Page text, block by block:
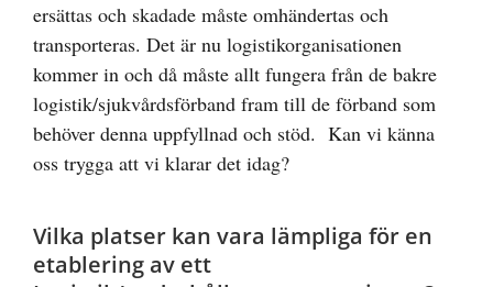
ersättas och skadade måste omhändertas och
transporteras. Det är nu logistikorganisationen
kommer in och då måste allt fungera från de bakre
logistik/sjukvårdsförband fram till de förband som
behöver denna uppfyllnad och stöd. Kan vi känna
oss trygga att vi klarar det idag?
Vilka platser kan vara lämpliga för en
etablering av ett